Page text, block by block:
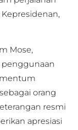
Mose,
penggunaan
orang
resmi
apresiasi